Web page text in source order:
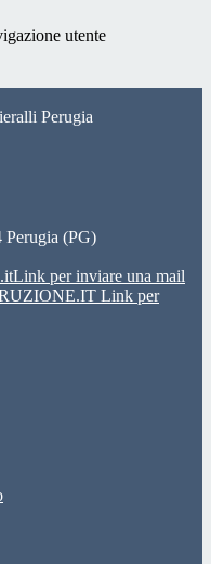
utente
Perugia
Perugia (PG)
Link per inviare una mail
Link per